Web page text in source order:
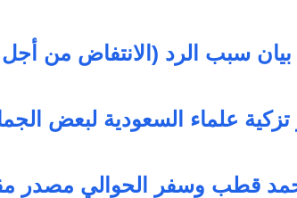
بيان سبب الرد (الانتفاض من أجل
علماء السعودية لبعض
قطب وسفر الحوالي مصدر